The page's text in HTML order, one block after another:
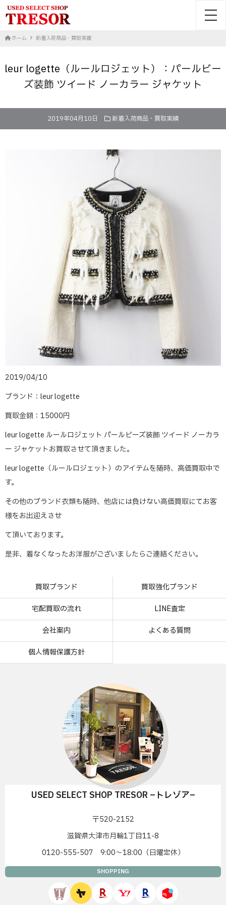
ホーム 新着入荷商品・買取実績
leur logette（ルールロジェット）：パールビー
ズ装飾 ツイード ノーカラー ジャケット
2019年04月10日 新着入荷商品・買取実績
2019/04/10
ブランド：leur logette
買取金額：15000円
leur logette ルールロジェット パールビーズ装飾 ツイード ノーカラ
ー ジャケットお買取させて頂きました。
leur logette（ルールロジェット）のアイテムを随時、高価買取中で
す。
その他のブランド衣類も随時、他店には負けない高価買取にてお客
様をお出迎えさせ
て頂いております。
是非、着なくなったお洋服がございましたらご連絡ください。
買取ブランド 買取強化ブランド
宅配買取の流れ LINE査定
会社案内 よくある質問
個人情報保護方針
USED SELECT SHOP TRESOR –トレゾア–
〒520-2152
滋賀県大津市月輪1丁目11-8
0120-555-507 9:00〜18:00（日曜定休）
SHOPPING